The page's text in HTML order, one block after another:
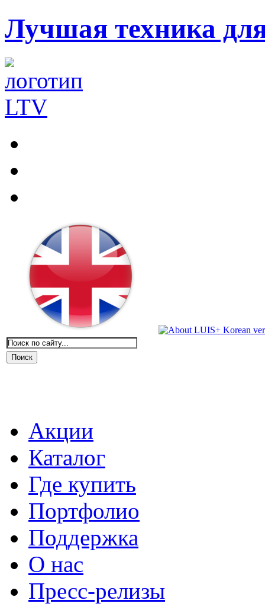
Лучшая техника
Акции
Каталог
Где купить
Портфолио
Поддержка
О нас
Пресс-релизы